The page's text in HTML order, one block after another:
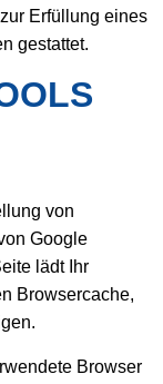
Erfüllung eines
gestattet.
von
Google
lädt Ihr
Browsercache,
Browser